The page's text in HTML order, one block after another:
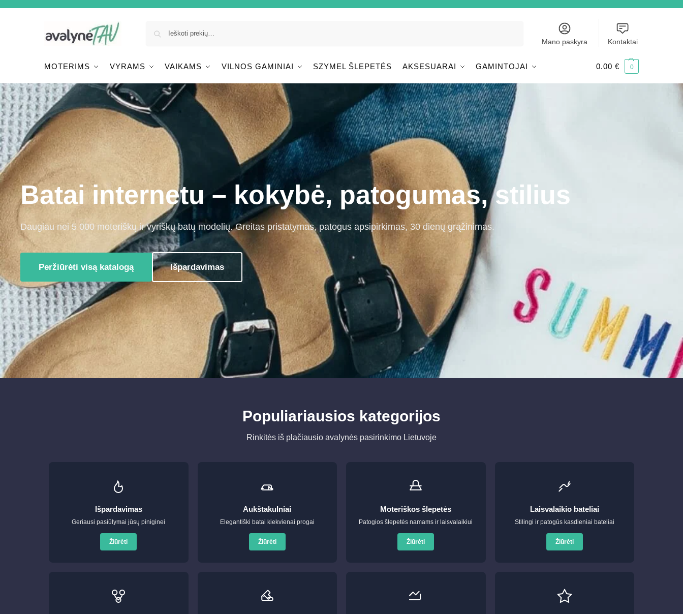
Mano paskyra Kontaktai
MOTERIMS VYRAMS VAIKAMS VILNOS GAMINIAI SZYMEL ŠLEPETĖS AKSESUARAI GAMINTOJAI 0.00 € 0
Batai internetu – kokybė, patogumas, stilius
Daugiau nei 5 000 moteriškų ir vyriškų batų modelių. Greitas pristatymas, patogus apsipirkimas, 30 dienų grąžinimas.
Peržiūrėti visą katalogą Išpardavimas
Populiariausios kategorijos
Rinkitės iš plačiausio avalynės pasirinkimo Lietuvoje
Išpardavimas
Geriausi pasiūlymai jūsų piniginei
Žiūrėti
Aukštakulniai
Elegantiški batai kiekvienai progai
Žiūrėti
Moteriškos šlepetės
Patogios šlepetės namams ir laisvalaikiui
Žiūrėti
Laisvalaikio bateliai
Stilingi ir patogūs kasdieniai bateliai
Žiūrėti